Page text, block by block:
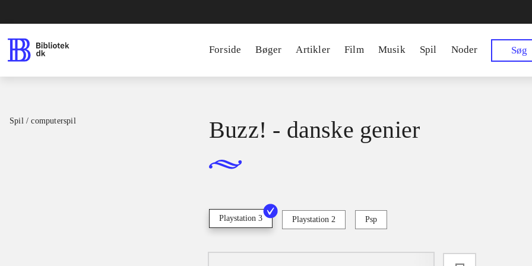
Forside Bøger Artikler Film Musik Spil Noder Søg
Spil / computerspil Buzz! - danske genier
Playstation 3 Playstation 2 Psp